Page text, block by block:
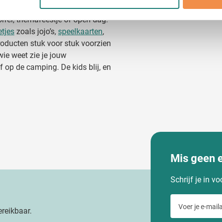
en advertenties te personaliseren, om functies voor social
Ook delen we informatie over uw gebruik van onze site met
Deze partners kunnen deze gegevens combineren met
op basis van uw gebruik van hun services.
geven als je er ook een
themafeestje of open dag.
zoals jojo’s, speelkaarten,
stuk voor stuk voorzien
weet zie je jouw
de camping. De kids blij, en
Mis geen
Schrijf je in